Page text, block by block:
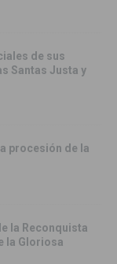
de sus
Santas Justa y
procesión de la
la Reconquista
la Gloriosa